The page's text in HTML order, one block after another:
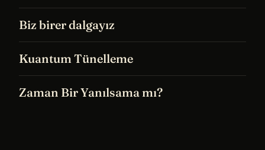
Biz birer dalgayız
Kuantum Tünelleme
Zaman Bir Yanılsama mı?